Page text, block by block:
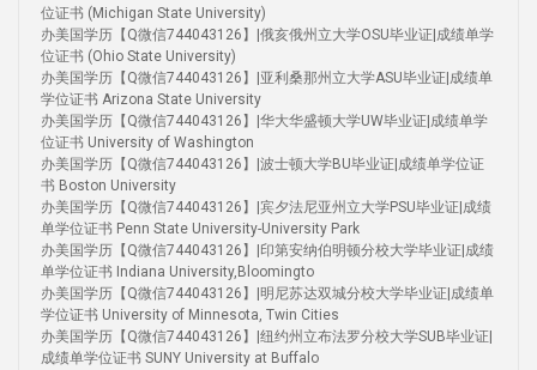
位证书 (Michigan State University)
办美国学历【Q微信744043126】|俄亥俄州立大学OSU毕业证|成绩单学
位证书 (Ohio State University)
办美国学历【Q微信744043126】|亚利桑那州立大学ASU毕业证|成绩单
学位证书 Arizona State University
办美国学历【Q微信744043126】|华大华盛顿大学UW毕业证|成绩单学
位证书 University of Washington
办美国学历【Q微信744043126】|波士顿大学BU毕业证|成绩单学位证
书 Boston University
办美国学历【Q微信744043126】|宾夕法尼亚州立大学PSU毕业证|成绩
单学位证书 Penn State University-University Park
办美国学历【Q微信744043126】|印第安纳伯明顿分校大学毕业证|成绩
单学位证书 Indiana University,Bloomingto
办美国学历【Q微信744043126】|明尼苏达双城分校大学毕业证|成绩单
学位证书 University of Minnesota, Twin Cities
办美国学历【Q微信744043126】|纽约州立布法罗分校大学SUB毕业证|
成绩单学位证书 SUNY University at Buffalo